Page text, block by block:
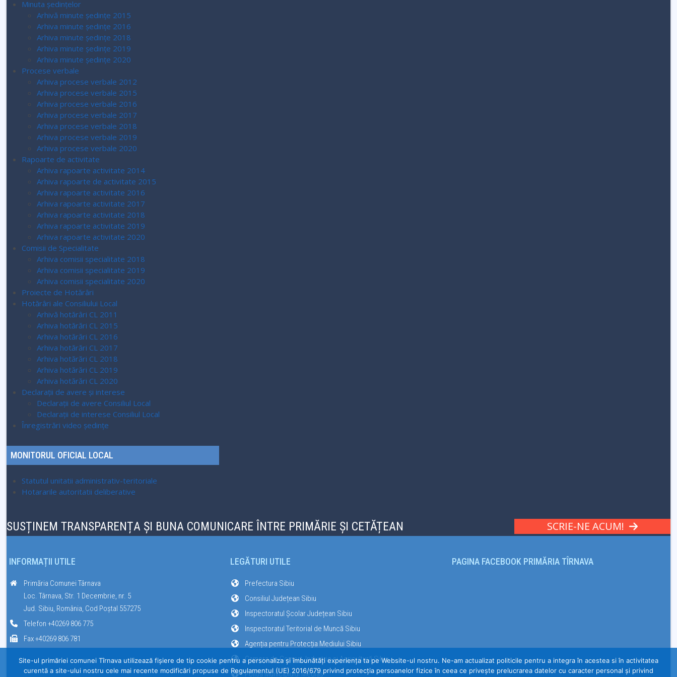
Minuta ședințelor
Arhivă minute ședințe 2015
Arhiva minute ședințe 2016
Arhiva minute ședințe 2018
Arhiva minute ședințe 2019
Arhiva minute ședințe 2020
Procese verbale
Arhiva procese verbale 2012
Arhiva procese verbale 2015
Arhiva procese verbale 2016
Arhiva procese verbale 2017
Arhiva procese verbale 2018
Arhiva procese verbale 2019
Arhiva procese verbale 2020
Rapoarte de activitate
Arhiva rapoarte activitate 2014
Arhiva rapoarte de activitate 2015
Arhiva rapoarte activitate 2016
Arhiva rapoarte activitate 2017
Arhiva rapoarte activitate 2018
Arhiva rapoarte activitate 2019
Arhiva rapoarte activitate 2020
Comisii de Specialitate
Arhiva comisii specialitate 2018
Arhiva comisii specialitate 2019
Arhiva comisii specialitate 2020
Proiecte de Hotărâri
Hotărâri ale Consiliului Local
Arhivă hotărâri CL 2011
Arhiva hotărări CL 2015
Arhiva hotărări CL 2016
Arhiva hotărări CL 2017
Arhiva hotărări CL 2018
Arhiva hotărări CL 2019
Arhiva hotărări CL 2020
Declarații de avere și interese
Declarații de avere Consiliul Local
Declarații de interese Consiliul Local
Înregistrări video ședințe
MONITORUL OFICIAL LOCAL
Statutul unitatii administrativ-teritoriale
Hotararile autoritatii deliberative
SUSȚINEM TRANSPARENȚA ȘI BUNA COMUNICARE ÎNTRE PRIMĂRIE ȘI CETĂȚEAN SCRIE-NE ACUM!
INFORMAȚII UTILE
Primăria Comunei Târnava
Loc. Târnava, Str. 1 Decembrie, nr. 5
Jud. Sibiu, România, Cod Poștal 557275
Telefon +40269 806 775
Fax +40269 806 781
LEGĂTURI UTILE
Prefectura Sibiu
Consiliul Județean Sibiu
Inspectoratul Școlar Județean Sibiu
Inspectoratul Teritorial de Muncă Sibiu
Agenția pentru Protecția Mediului Sibiu
Camera de Comerț, Industrie și Agricultură Sibiu
Poliția Municipiului Mediaș
PAGINA FACEBOOK PRIMĂRIA TÎRNAVA
Site-ul primăriei comunei Tîrnava utilizează fişiere de tip cookie pentru a personaliza și îmbunătăți experiența ta pe Website-ul nostru. Ne-am actualizat politicile pentru a integra în acestea si în activitatea
curentă a site-ului nostru cele mai recente modificări propuse de Regulamentul (UE) 2016/679 privind protecția persoanelor fizice în ceea ce privește prelucrarea datelor cu caracter personal și privind